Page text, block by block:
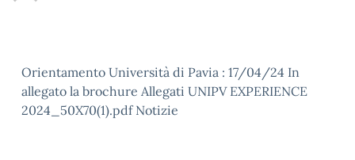
Orientamento Università di Pavia : 17/04/24 In
allegato la brochure Allegati UNIPV EXPERIENCE
2024_50X70(1).pdf Notizie